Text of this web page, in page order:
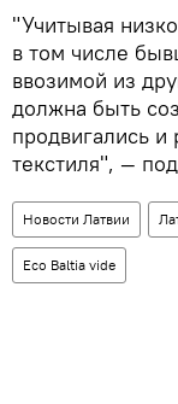
"Учитывая
в том числе
ввозимой из
должна быть
продвигались
текстиля", —
Новости Латвии
Eco Baltia vide